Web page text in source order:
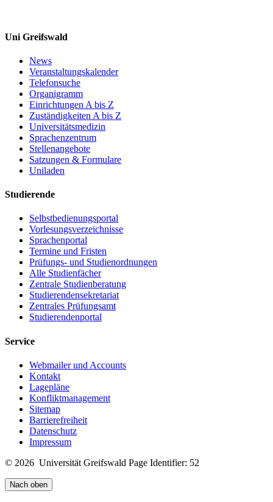
Uni Greifswald
News
Veranstaltungskalender
Telefonsuche
Organigramm
Einrichtungen A bis Z
Zuständigkeiten A bis Z
Universitätsmedizin
Sprachenzentrum
Stellenangebote
Satzungen & Formulare
Uniladen
Studierende
Selbstbedienungsportal
Vorlesungsverzeichnisse
Sprachenportal
Termine und Fristen
Prüfungs- und Studienordnungen
Alle Studienfächer
Zentrale Studienberatung
Studierendensekretariat
Zentrales Prüfungsamt
Studierendenportal
Service
Webmailer und Accounts
Kontakt
Lagepläne
Konfliktmanagement
Sitemap
Barrierefreiheit
Datenschutz
Impressum
© 2026 Universität Greifswald Page Identifier: 52
Nach oben